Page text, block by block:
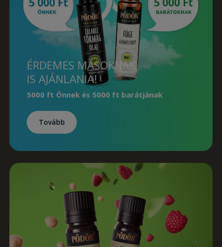
ÉRDEMES MÁSOKNAK
IS AJÁNLANIA!
5000 ft Önnek és 5000 ft barátjának
Tovább